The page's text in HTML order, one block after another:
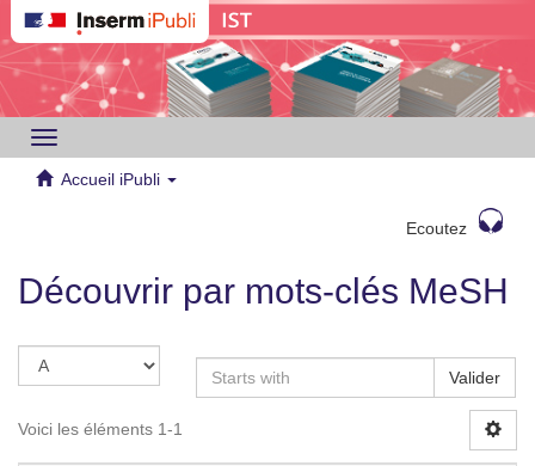
Toggle
navigation
Accueil iPubli
Ecoutez
Découvrir par mots-clés MeSH
Valider
Voici les éléments 1-1